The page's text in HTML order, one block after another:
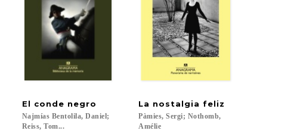
El conde negro
Najmías Bentolila, Daniel;
Reiss, Tom...
La nostalgia feliz
Pàmies, Sergi; Nothomb,
Amélie